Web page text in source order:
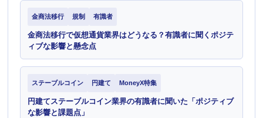
金商法移行 規制 有識者
金商法移行で仮想通貨業界はどうなる？有識者に聞くポジテ
ィブな影響と懸念点
ステーブルコイン 円建て MoneyX特集
円建てステーブルコイン業界の有識者に聞いた「ポジティブ
な影響と課題点」